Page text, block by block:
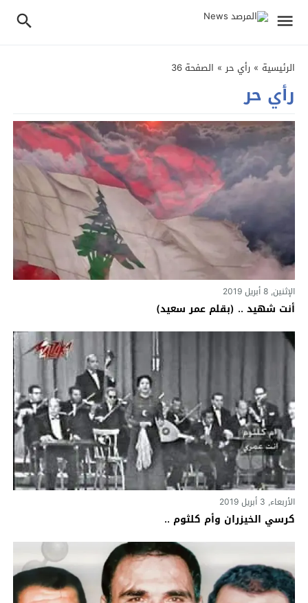
الرئيسية » رأي حر » الصفحة 36
رأي حر
الإثنين, 8 أبريل 2019
أنت شهيد .. (بقلم عمر سعيد)
الأربعاء, 3 أبريل 2019
كرسي الخيزران وأم كلثوم ..